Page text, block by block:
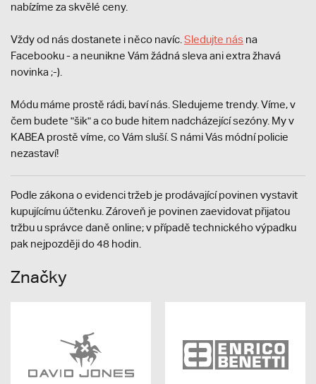
nabízíme za skvělé ceny.
Vždy od nás dostanete i něco navíc. Sledujte nás na
Facebooku - a neunikne Vám žádná sleva ani extra žhavá
novinka ;-).
Módu máme prostě rádi, baví nás. Sledujeme trendy. Víme, v
čem budete "šik" a co bude hitem nadcházející sezóny. My v
KABEA prostě víme, co Vám sluší. S námi Vás módní policie
nezastaví!
Podle zákona o evidenci tržeb je prodávající povinen vystavit
kupujícímu účtenku. Zároveň je povinen zaevidovat přijatou
tržbu u správce daně online; v případě technického výpadku
pak nejpozději do 48 hodin.
Značky